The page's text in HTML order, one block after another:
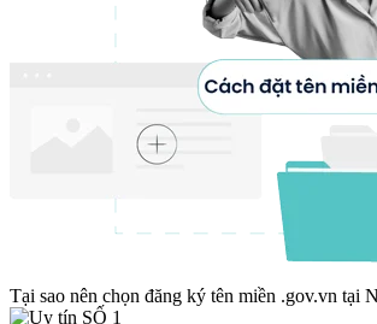
Tại sao nên chọn đăng ký tên miền .gov.vn tại